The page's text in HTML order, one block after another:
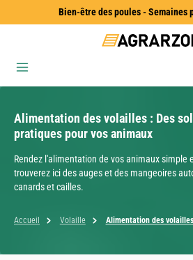
Passer au contenu principalBien-être des poules - Semaines
Alimentation des volailles : Des
pratiques pour vos animaux
Rendez l'alimentation de vos animaux simple
trouverez ici des auges et des mangeoires
canards et cailles.
Accueil Volaille Alimentation des volailles